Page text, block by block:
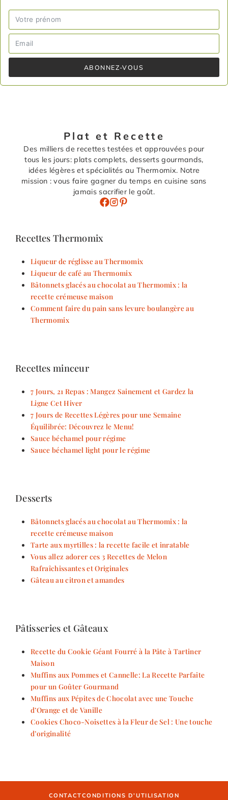
ABONNEZ-VOUS
Plat et Recette
Des milliers de recettes testées et approuvées pour
tous les jours: plats complets, desserts gourmands,
idées légères et spécialités au Thermomix. Notre
mission : vous faire gagner du temps en cuisine sans
jamais sacrifier le goût.
Recettes Thermomix
Liqueur de réglisse au Thermomix
Liqueur de café au Thermomix
Bâtonnets glacés au chocolat au Thermomix : la
recette crémeuse maison
Comment faire du pain sans levure boulangère au
Thermomix
Recettes minceur
7 Jours, 21 Repas : Mangez Sainement et Gardez la
Ligne Cet Hiver
7 Jours de Recettes Légères pour une Semaine
Équilibrée: Découvrez le Menu!
Sauce béchamel pour régime
Sauce béchamel light pour le régime
Desserts
Bâtonnets glacés au chocolat au Thermomix : la
recette crémeuse maison
Tarte aux myrtilles : la recette facile et inratable
Vous allez adorer ces 3 Recettes de Melon
Rafraîchissantes et Originales
Gâteau au citron et amandes
Pâtisseries et Gâteaux
Recette du Cookie Géant Fourré à la Pâte à Tartiner
Maison
Muffins aux Pommes et Cannelle: La Recette Parfaite
pour un Goûter Gourmand
Muffins aux Pépites de Chocolat avec une Touche
d’Orange et de Vanille
Cookies Choco-Noisettes à la Fleur de Sel : Une touche
d’originalité
CONTACTCONDITIONS D’UTILISATION